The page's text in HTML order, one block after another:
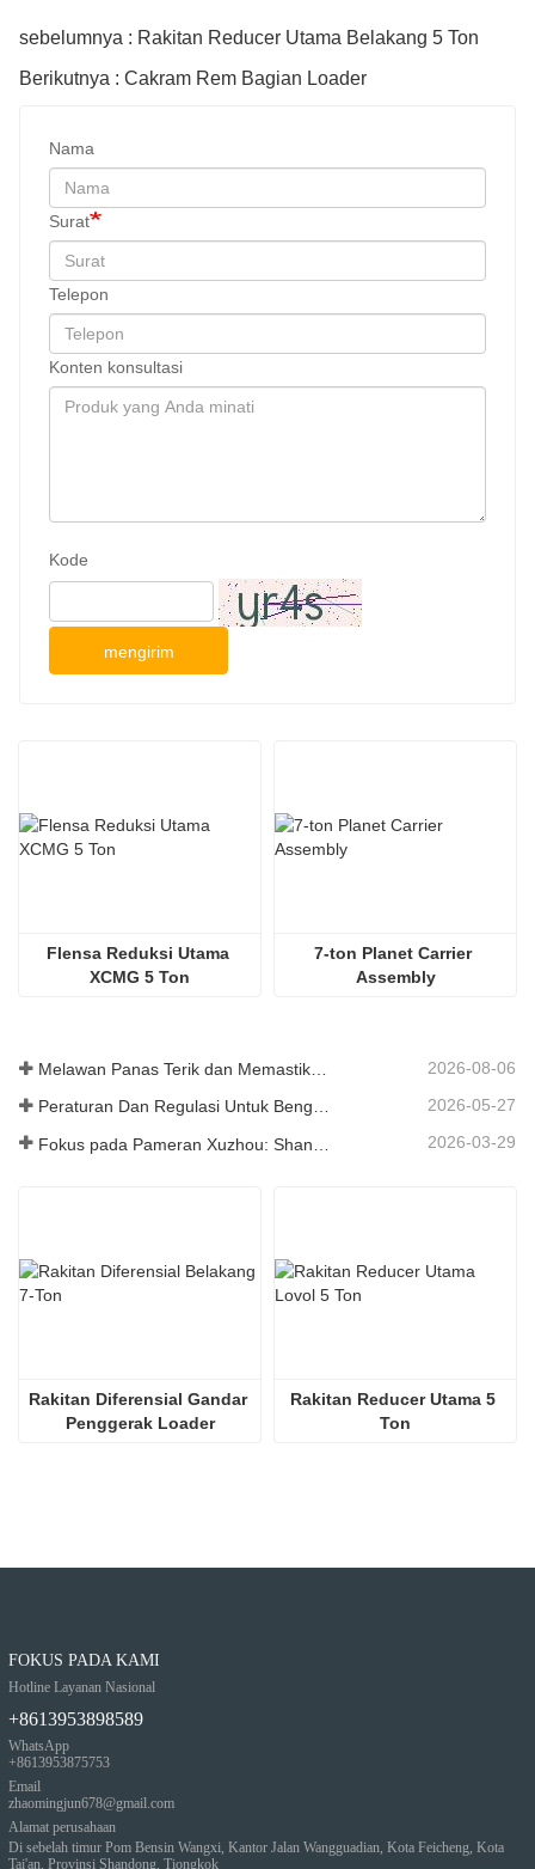
sebelumnya : Rakitan Reducer Utama Belakang 5 Ton
Berikutnya : Cakram Rem Bagian Loader
Nama
Surat
Telepon
Konten konsultasi
Kode
mengirim
Flensa Reduksi Utama
XCMG 5 Ton
7-ton Planet Carrier
Assembly
2026-08-06
Peraturan Dan Regulasi Untuk Bengkel Produksi Suku Cadang Loader ——Shandong Zhaokun Engineering Machinery Co., Ltd 2026-05-27
2026-03-29
Rakitan Diferensial Gandar
Penggerak Loader
Rakitan Reducer Utama 5
Ton
FOKUS PADA KAMI
Hotline Layanan Nasional
+8613953898589
WhatsApp
+8613953875753
Email
zhaomingjun678@gmail.com
Alamat perusahaan
Di sebelah timur Pom Bensin Wangxi, Kantor Jalan Wangguadian, Kota Feicheng, Kota
Tai'an, Provinsi Shandong, Tiongkok